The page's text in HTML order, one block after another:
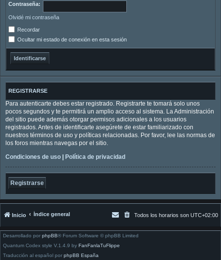
Contraseña:
Olvidé mi contraseña
Recordar
Ocultar mi estado de conexión en esta sesión
REGISTRARSE
Para autenticarte debes estar registrado. Registrarte te tomará solo unos
pocos segundos y te permitirá un amplio acceso al sistema. La Administración
del sitio puede además otorgar permisos adicionales a los usuarios
registrados. Antes de identificarte asegúrete de estar familiarizado con
nuestros términos de uso y políticas relacionadas. Por favor, lee las normas de
los foros mientras navegas por el sitio.
Condiciones de uso
Política de privacidad
Registrarse
Inicio Índice general Todos los horarios son UTC+02:00
Desarrollado por phpBB® Forum Software © phpBB Limited
Quantum Codex style V.1.4.9 by FanFanlaTuFlippe
Traducción al español por phpBB España